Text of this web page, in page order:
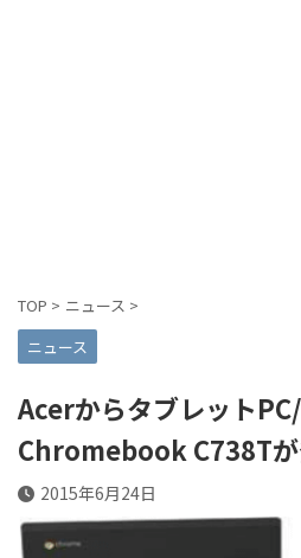
TOP > ニュース >
ニュース
Acerからタブレット
Chromebook C738T
2015年6月24日